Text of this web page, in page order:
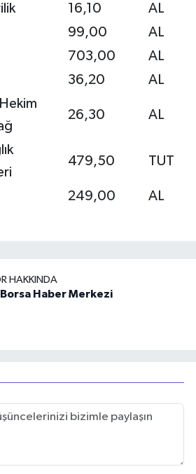
16,10
AL
99,00
AL
703,00
AL
36,20 AL
26,30 AL
479,50 TUT
249,00 AL
HAKKINDA
Borsa Haber Merkezi